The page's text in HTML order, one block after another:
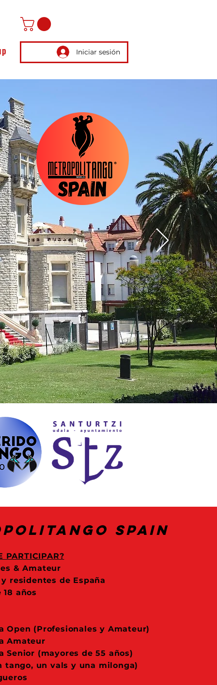
Iniciar sesión
Spain
PARTICIPAR?
& Amateur
y residentes de España
18 años
Open (Profesionales y Amateur)
Amateur
Senior (mayores de 55 años)
tango, un vals y una milonga)